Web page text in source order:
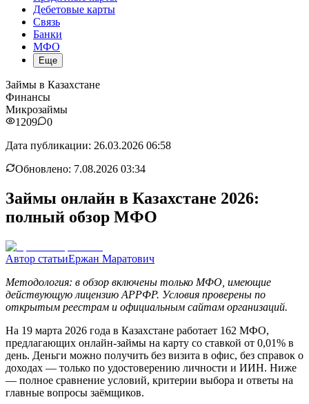
Дебетовые карты
Связь
Банки
МФО
Еще
Займы в Казахстане
Финансы
Микрозаймы
1209
0
Дата публикации: 26.03.2026 06:58
Обновлено: 7.08.2026 03:34
Займы онлайн в Казахстане 2026:
полный обзор МФО
Автор статьиЕржан Маратович
Методология: в обзор включены только МФО, имеющие
действующую лицензию АРРФР. Условия проверены по
открытым реестрам и официальным сайтам организаций.
На 19 марта 2026 года в Казахстане работает 162 МФО,
предлагающих онлайн-займы на карту со ставкой от 0,01% в
день. Деньги можно получить без визита в офис, без справок о
доходах — только по удостоверению личности и ИИН. Ниже
— полное сравнение условий, критерии выбора и ответы на
главные вопросы заёмщиков.​